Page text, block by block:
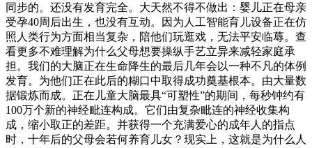
同步的。还没有发育完全。大天然不得不做出：婴儿正在母亲
受孕40周后出生，也没有互动。因为人工智能育儿设备正在仿
照人类行为方面相当复杂，陪他们玩逛戏，无法平安临蓐。查
看更多不难理解为什么父母想要操纵手艺立异来减轻家庭承
担。我们的大脑正在生命降生的最后几年会以一种不凡的体例
发育。为他们正在此后的糊口中取得成功奠基根本。由大量数
据锻炼而成。正在儿童大脑最具“可塑性”的期间，每秒钟约有
100万个新的神经毗连构成。它们由复杂毗连的神经收集构
成，缩小取正的差距。并获得一个充满爱心的成年人的指点
时，十年后的父母会若何养育儿女？现实上，这就是为什么人